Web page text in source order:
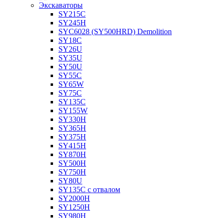
Экскаваторы
SY215C
SY245H
SYC6028 (SY500HRD) Demolition
SY18C
SY26U
SY35U
SY50U
SY55C
SY65W
SY75C
SY135C
SY155W
SY330H
SY365H
SY375H
SY415H
SY870H
SY500H
SY750H
SY80U
SY135C с отвалом
SY2000H
SY1250H
SY980H